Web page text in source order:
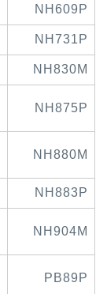
NH609P
NH731P
NH830M
NH875P
NH880M
NH883P
NH904M
PB89P